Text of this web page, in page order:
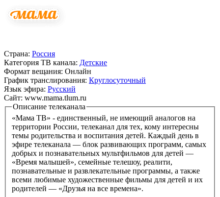
Страна: Россия
Категория ТВ канала: Детские
Формат вещания: Онлайн
График транслирования: Круглосуточный
Язык эфира: Русский
Сайт: www.mama.tlum.ru
Описание телеканала
«Мама ТВ» - единственный, не имеющий аналогов на
территории России, телеканал для тех, кому интересны
темы родительства и воспитания детей. Каждый день в
эфире телеканала — блок развивающих программ, самых
добрых и познавательных мультфильмов для детей —
«Время малышей», семейные телешоу, реалити,
познавательные и развлекательные программы, а также
всеми любимые художественные фильмы для детей и их
родителей — «Друзья на все времена».